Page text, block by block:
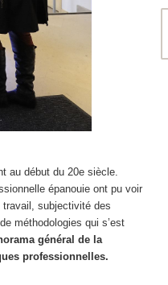
au début du 20e siècle.
épanouie ont pu voir
travail, subjectivité des
méthodologies qui s’est
général de la
professionnelles.